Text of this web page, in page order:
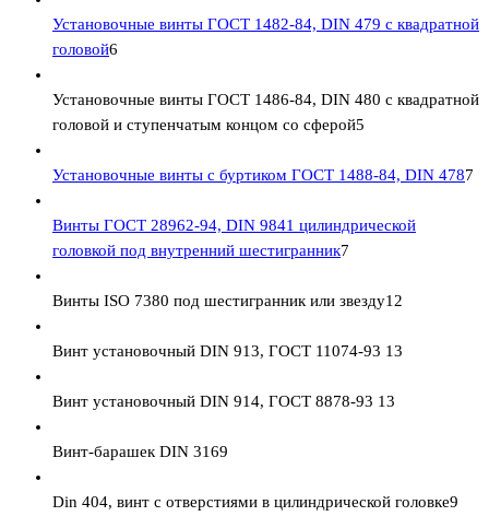
Установочные винты ГОСТ 1482-84, DIN 479 с квадратной
головой6
Установочные винты ГОСТ 1486-84, DIN 480 с квадратной
головой и ступенчатым концом со сферой5
Установочные винты с буртиком ГОСТ 1488-84, DIN 4787
Винты ГОСТ 28962-94, DIN 9841 цилиндрической
головкой под внутренний шестигранник7
Винты ISO 7380 под шестигранник или звезду12
Винт установочный DIN 913, ГОСТ 11074-93 13
Винт установочный DIN 914, ГОСТ 8878-93 13
Винт-барашек DIN 3169
Din 404, винт с отверстиями в цилиндрической головке9